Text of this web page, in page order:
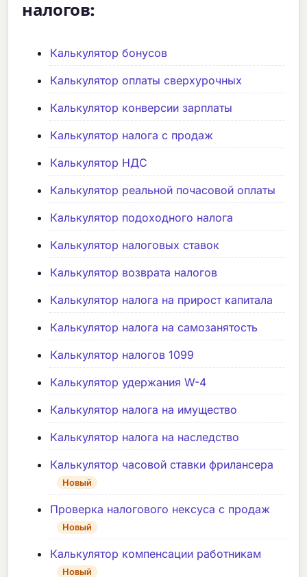
налогов:
Калькулятор бонусов
Калькулятор оплаты сверхурочных
Калькулятор конверсии зарплаты
Калькулятор налога с продаж
Калькулятор НДС
Калькулятор реальной почасовой оплаты
Калькулятор подоходного налога
Калькулятор налоговых ставок
Калькулятор возврата налогов
Калькулятор налога на прирост капитала
Калькулятор налога на самозанятость
Калькулятор налогов 1099
Калькулятор удержания W-4
Калькулятор налога на имущество
Калькулятор налога на наследство
Калькулятор часовой ставки фрилансера
Новый
Проверка налогового нексуса с продаж
Новый
Калькулятор компенсации работникам
Новый